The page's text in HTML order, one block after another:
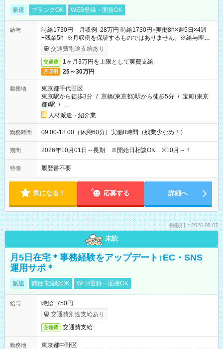
派遣 ブランクOK WEB登録・面接OK
給与
時給1730円 月収例 28万円 時給1730円×実働8h×週5日×4週
+残業5h ※月収例を保証するものではありません。※給与即受
取りサービス利用可（利用条件有）
交通費別途支給あり
交通費 1ヶ月3万円を上限として実費支給
月収例 25～30万円
勤務地
東京都千代田区
東京駅から徒歩3分 / 京橋(東京都)駅から徒歩5分 / 宝町(東京
都)駅 / …
人材派遣・紹介業
勤務時間 09:00-18:00（休憩60分）実働8時間（残業少なめ！）
期間 2026年10月01日～長期 ※開始日相談OK ※10月～！
特徴 履歴書不要
気になる！ 応募する 詳細へ
掲載日：2026.08.07
未読
月5日在宅＊事務経験をアップデート↑EC・SNS
運用サポ＊
派遣 職種未経験OK WEB登録・面接OK
給与
時給1750円
交通費別途支給あり
交通費 交通費支給
勤務地
東京都中野区